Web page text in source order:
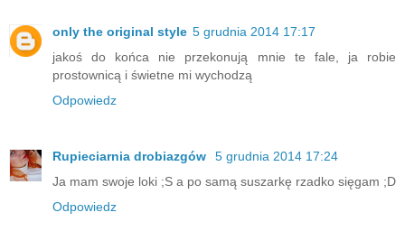
only the original style 5 grudnia 2014 17:17
jakoś do końca nie przekonują mnie te fale, ja robie
prostownicą i świetne mi wychodzą
Odpowiedz
Rupieciarnia drobiazgów
5 grudnia 2014 17:24
Ja mam swoje loki ;S a po samą suszarkę rzadko sięgam ;D
Odpowiedz